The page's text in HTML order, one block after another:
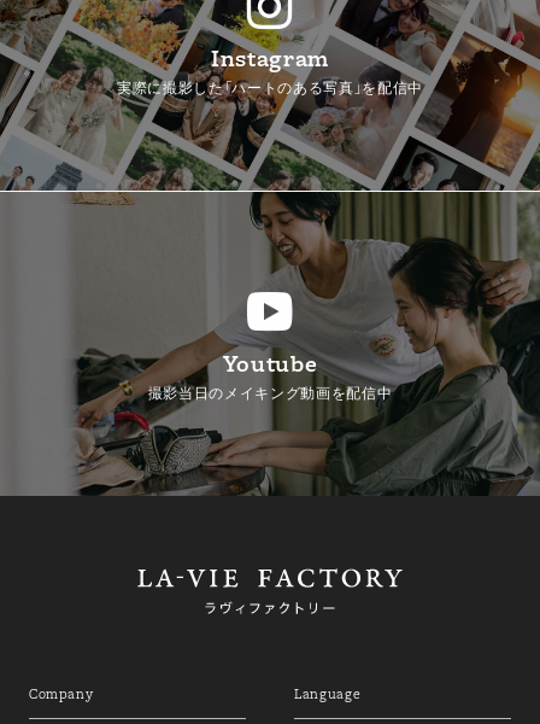
Instagram
実際に撮影した「ハートのある写真」を配信中
Youtube
撮影当日のメイキング動画を配信中
Company Language